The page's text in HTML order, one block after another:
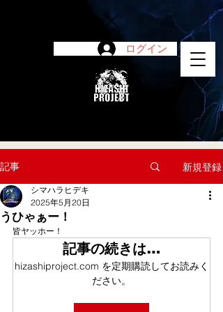
ログイン
記事 新規登録
うひゃぁー！
シマハラヒデキ
2025年5月20日
皆ヤッホー！
記事の続きは…
hizashiproject.com を定期購読してお読みく
ださい。